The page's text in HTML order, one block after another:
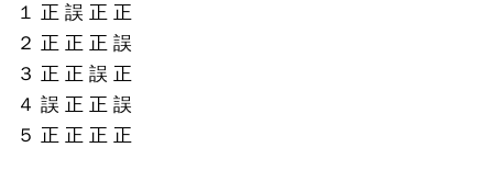
１ 正 誤 正 正
２ 正 正 正 誤
３ 正 正 誤 正
４ 誤 正 正 誤
５ 正 正 正 正